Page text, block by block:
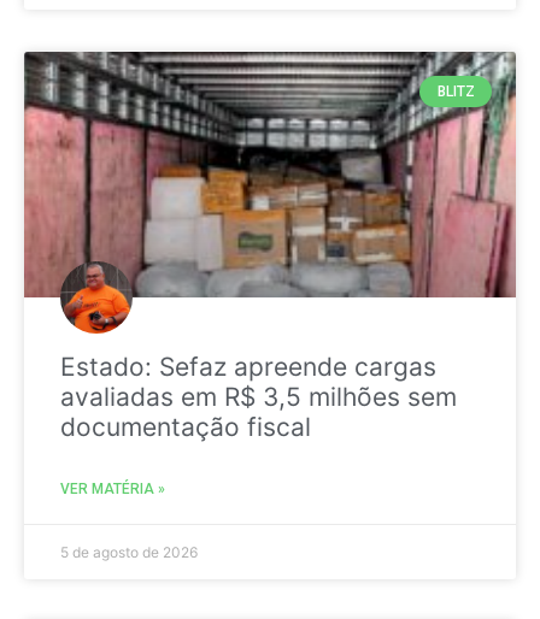
BLITZ
Estado: Sefaz apreende cargas
avaliadas em R$ 3,5 milhões sem
documentação fiscal
VER MATÉRIA »
5 de agosto de 2026